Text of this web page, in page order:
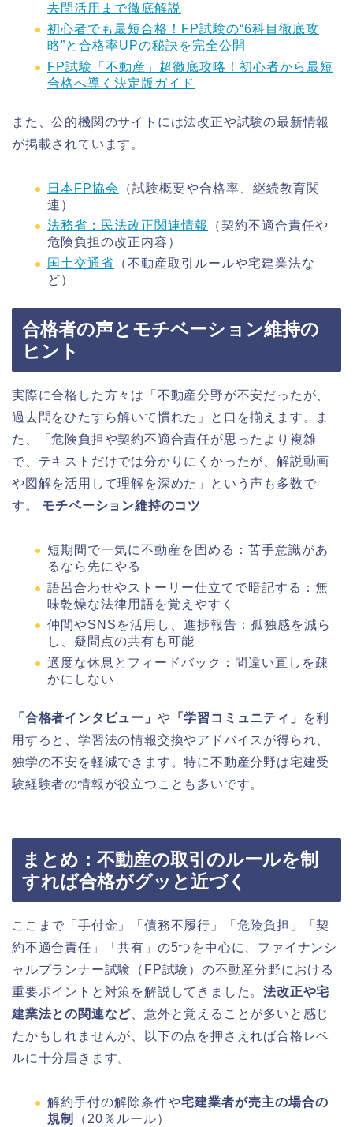
去問活用まで徹底解説
初心者でも最短合格！FP試験の“6科目徹底攻
略”と合格率UPの秘訣を完全公開
FP試験「不動産」超徹底攻略！初心者から最短
合格へ導く決定版ガイド
また、公的機関のサイトには法改正や試験の最新情報
が掲載されています。
日本FP協会
（試験概要や合格率、継続教育関
連）
法務省：民法改正関連情報
（契約不適合責任や
危険負担の改正内容）
国土交通省 （不動産取引ルールや宅建業法な
ど）
合格者の声とモチベーション維持の
ヒント
実際に合格した方々は「不動産分野が不安だったが、
過去問をひたすら解いて慣れた」と口を揃えます。ま
た、「危険負担や契約不適合責任が思ったより複雑
で、テキストだけでは分かりにくかったが、解説動画
や図解を活用して理解を深めた」という声も多数で
す。 モチベーション維持のコツ
短期間で一気に不動産を固める：苦手意識があ
るなら先にやる
語呂合わせやストーリー仕立てで暗記する：無
味乾燥な法律用語を覚えやすく
仲間やSNSを活用し、進捗報告：孤独感を減ら
し、疑問点の共有も可能
適度な休息とフィードバック：間違い直しを疎
かにしない
「合格者インタビュー」 や 「学習コミュニティ」
を利
用すると、学習法の情報交換やアドバイスが得られ、
独学の不安を軽減できます。特に不動産分野は宅建受
験経験者の情報が役立つことも多いです。
まとめ：不動産の取引のルールを制
すれば合格がグッと近づく
ここまで「手付金」「債務不履行」「危険負担」「契
約不適合責任」「共有」の5つを中心に、ファイナンシ
ャルプランナー試験（FP試験）の不動産分野における
重要ポイントと対策を解説してきました。法改正や宅
建業法との関連など 、意外と覚えることが多いと感じ
たかもしれませんが、以下の点を押さえれば合格レベ
ルに十分届きます。
解約手付の解除条件や宅建業者が売主の場合の
規制
（20％ルール）